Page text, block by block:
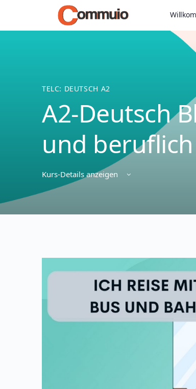
TELC: DEUTSCH A2
A2-Deutsch
und
Kurs-Details anzeigen